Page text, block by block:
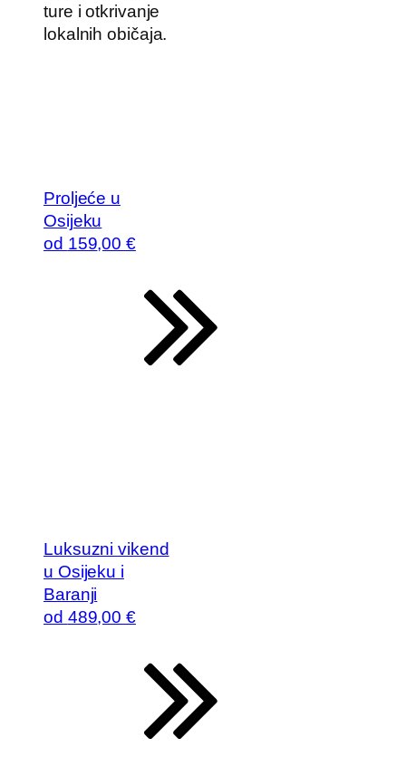
ture i otkrivanje
lokalnih običaja.
Proljeće u
Osijeku
od 159,00 €
Luksuzni vikend
u Osijeku i
Baranji
od 489,00 €